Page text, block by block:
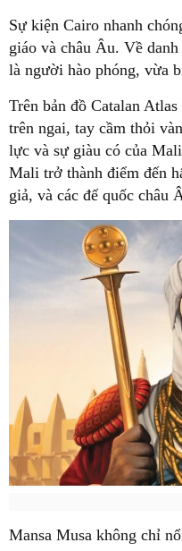
Sự kiện Cairo nhanh
giáo và châu Âu. Về
là người hào phóng, vừa
Trên bản đồ Catalan
trên ngai, tay cầm thỏi
lực và sự giàu có của
Mali trở thành điểm đến
giả, và các đế quốc châu
Mansa Musa không chỉ